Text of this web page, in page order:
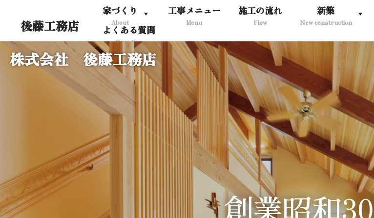
ン
テ
ン
後藤工務店
家づくり
About
工事メニュー
Menu
施工の流れ
Flow
新築
New construction
よくある質問
Question
株式会社 後藤工務店
創業昭和30